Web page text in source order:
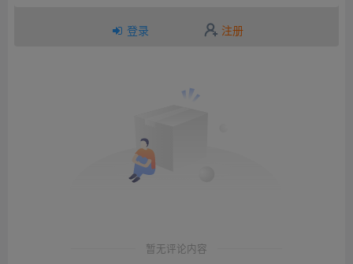
登录 注册
暂无评论内容